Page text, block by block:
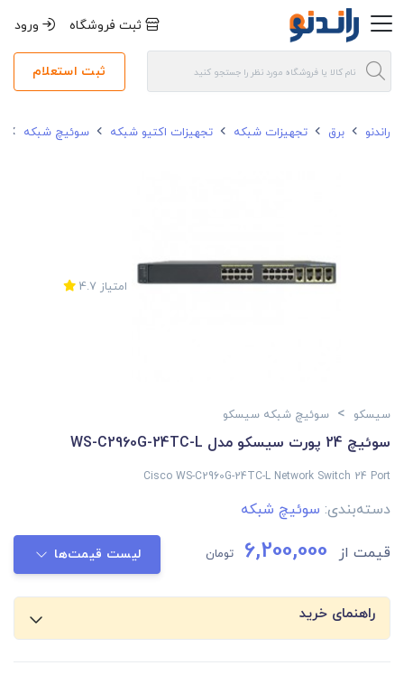
ثبت فروشگاه ورود
ثبت استعلام
راندنو برق تجهیزات شبکه تجهیزات اکتیو شبکه سوئیچ شبکه
امتیاز 4.7
سیسکو > سوئیچ شبکه سیسکو
سوئیچ 24 پورت سیسکو مدل WS-C2960G-24TC-L
Cisco WS-C2960G-24TC-L Network Switch 24 Port
دسته‌بندی: سوئیچ شبکه
قیمت از 6,200,000 تومان لیست قیمت‌ها
راهنمای خرید